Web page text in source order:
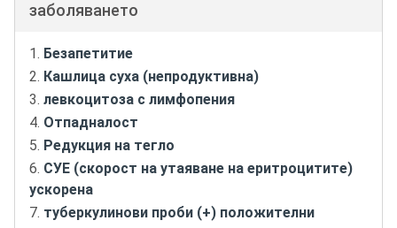
заболяването
Безапетитие
Кашлица суха (непродуктивна)
левкоцитоза с лимфопения
Отпадналост
Редукция на тегло
СУЕ (скорост на утаяване на еритроцитите)
ускорена
туберкулинови проби (+) положителни